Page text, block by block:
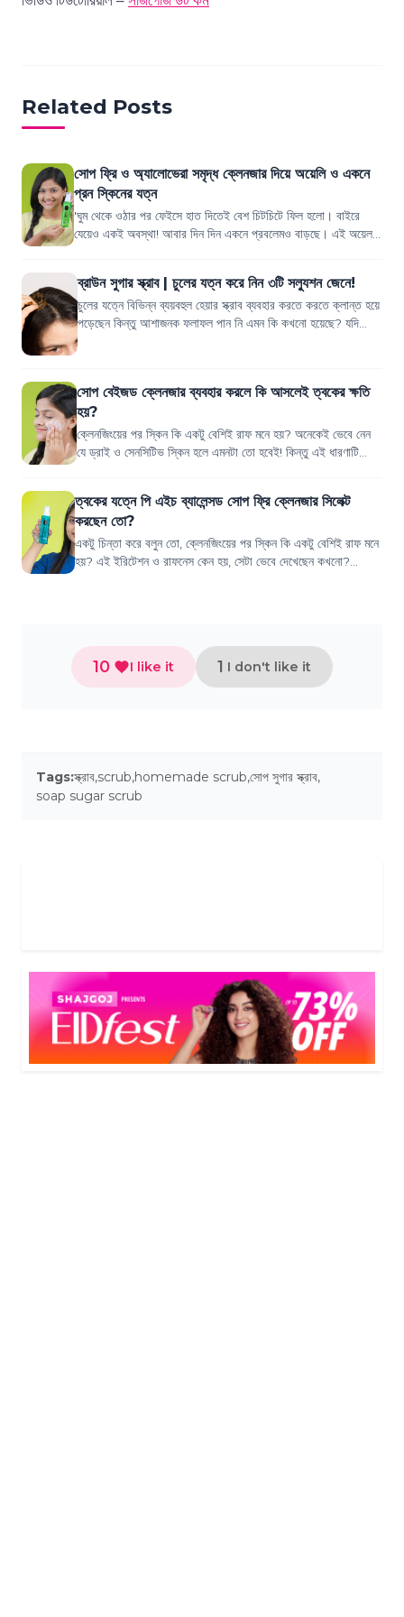
Related Posts
সোপ ফ্রি ও অ্যালোভেরা সমৃদ্ধ ক্লেনজার দিয়ে অয়েলি ও একনে
প্রন স্কিনের যত্ন
'ঘুম থেকে ওঠার পর ফেইসে হাত দিতেই বেশ চিটচিটে ফিল হলো। বাইরে
যেয়েও একই অবস্থা! আবার দিন দিন একনে প্রবলেমও বাড়ছে। এই অয়েল
ব্রাউন সুগার স্ক্রাব | চুলের যত্ন করে নিন ৩টি সল্যুশন জেনে!
চুলের যত্নে বিভিন্ন ব্যয়বহুল হেয়ার স্ক্রাব ব্যবহার করতে করতে ক্লান্ত হয়ে
পড়েছেন কিন্তু আশাজনক ফলাফল পান নি এমন কি কখনো হয়েছে? যদি
সোপ বেইজড ক্লেনজার ব্যবহার করলে কি আসলেই ত্বকের ক্ষতি
হয়?
ক্লেনজিংয়ের পর স্কিন কি একটু বেশিই রাফ মনে হয়? অনেকেই ভেবে নেন
যে ড্রাই ও সেনসিটিভ স্কিন হলে এমনটা তো হবেই! কিন্তু এই ধারণাটি
ত্বকের যত্নে পি এইচ ব্যালেন্সড সোপ ফ্রি ক্লেনজার সিলেক্ট
করছেন তো?
একটু চিন্তা করে বলুন তো, ক্লেনজিংয়ের পর স্কিন কি একটু বেশিই রাফ মনে
হয়? এই ইরিটেশন ও রাফনেস কেন হয়, সেটা ভেবে দেখেছেন কখনো?
10 I like it 1 I don't like it
Tags:স্ক্রাব,scrub,homemade scrub,সোপ সুগার স্ক্রাব,
soap sugar scrub